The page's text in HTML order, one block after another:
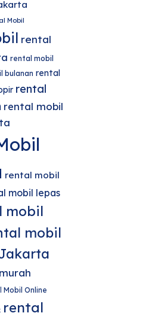
Mobil
rental
rental mobil
bulanan rental
rental
rental mobil
rental mobil
mobil lepas
mobil
mobil
Mobil Online
rental